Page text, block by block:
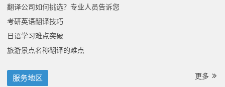
翻译公司如何挑选？专业人员告诉您
考研英语翻译技巧
日语学习难点突破
旅游景点名称翻译的难点
服务地区 更多